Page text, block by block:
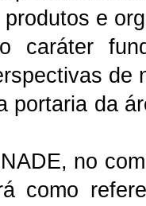
e
caráter
de
portaria da
no
como